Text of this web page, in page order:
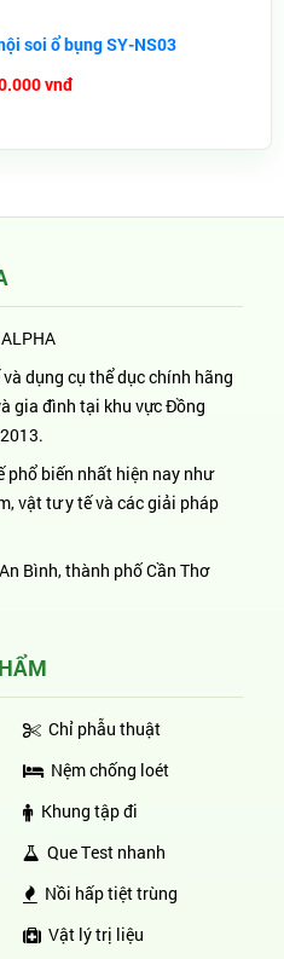
soi ổ bụng SY-NS03
vnđ
dụng cụ thể dục chính hãng
gia đình tại khu vực Đồng
phổ biến nhất hiện nay như
vật tư y tế và các giải pháp
Bình, thành phố Cần Thơ
Chỉ phẫu thuật
Nệm chống loét
Khung tập đi
Que Test nhanh
Nồi hấp tiệt trùng
Vật lý trị liệu